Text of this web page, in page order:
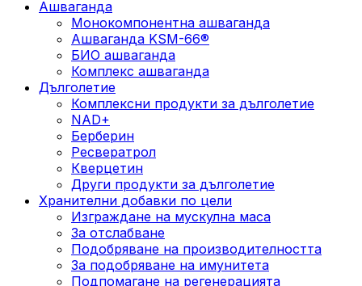
Ашваганда
Монокомпонентна ашваганда
Ашваганда KSM-66®
БИО ашваганда
Комплекс ашваганда
Дълголетие
Комплексни продукти за дълголетие
NAD+
Берберин
Ресвератрол
Кверцетин
Други продукти за дълголетие
Хранителни добавки по цели
Изграждане на мускулна маса
За отслабване
Подобряване на производителността
За подобряване на имунитета
Подпомагане на регенерацията